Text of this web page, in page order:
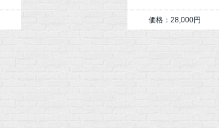
価格：28,000円